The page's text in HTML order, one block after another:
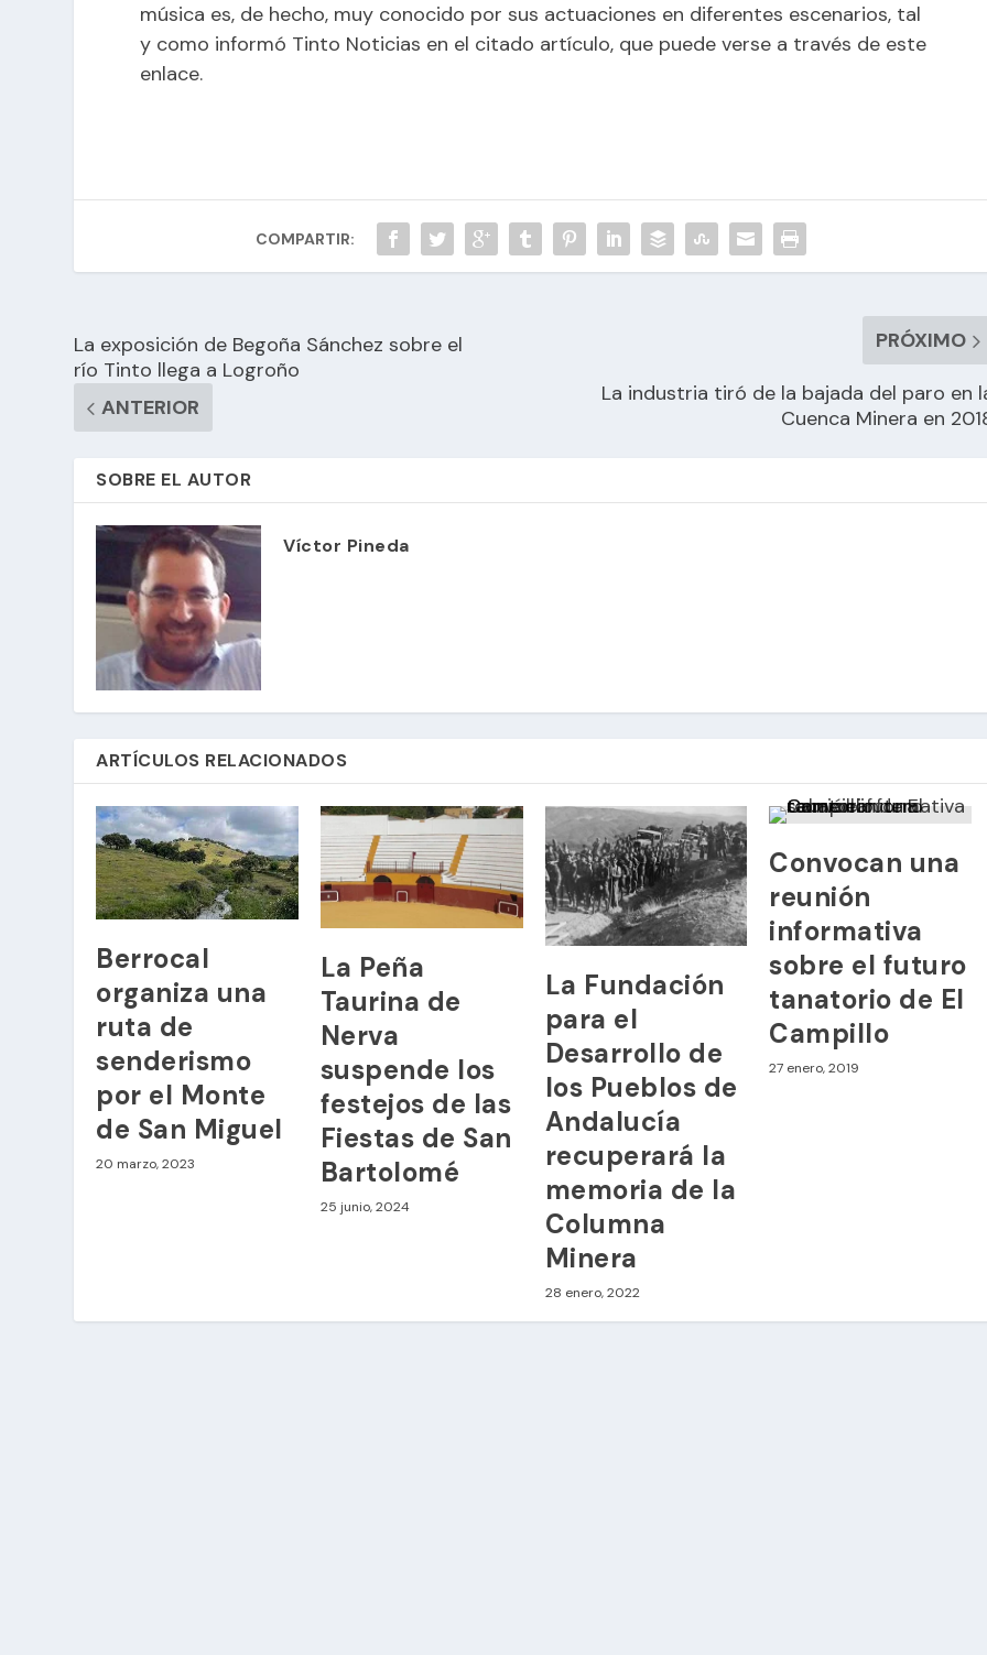
música es, de hecho, muy conocido por sus actuaciones en diferentes escenarios, tal
y como informó Tinto Noticias en el citado artículo, que puede verse a través de este
enlace.
COMPARTIR:
La exposición de Begoña Sánchez sobre el
río Tinto llega a Logroño
ANTERIOR
PRÓXIMO
La industria tiró de la bajada del paro en
Cuenca Minera en
SOBRE EL AUTOR
Víctor Pineda
ARTÍCULOS RELACIONADOS
Berrocal
organiza una
ruta de
senderismo
por el Monte
de San Miguel
20 marzo, 2023
La Peña
Taurina de
Nerva
suspende los
festejos de las
Fiestas de San
Bartolomé
25 junio, 2024
La Fundación
para el
Desarrollo de
los Pueblos de
Andalucía
recuperará la
memoria de la
Columna
Minera
28 enero, 2022
Convocan una
reunión
informativa
sobre el futuro
tanatorio de El
Campillo
27 enero, 2019